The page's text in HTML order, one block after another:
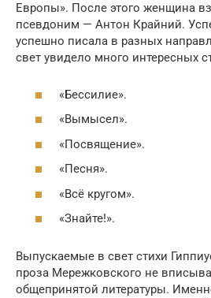
Европы». После этого женщина
псевдоним — Антон Крайний.
успешно писала в разных
свет увидело много интересных
«Бессилие».
«Вымысел».
«Посвящение».
«Песня».
«Всё кругом».
«Знайте!».
Выпускаемые в свет стихи
проза Мережковского не
общепринятой литературы.